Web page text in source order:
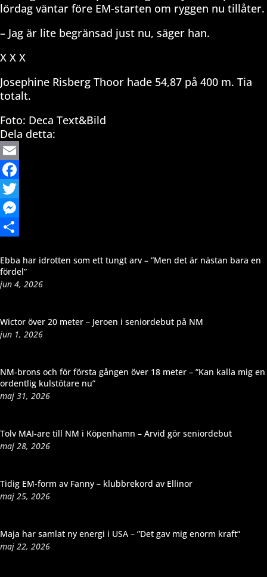
lördag väntar före EM-starten om ryggen nu tillåter.
– Jag är lite begränsad just nu, säger han.
X X X
Josephine Risberg Thoor hade 54,87 på 400 m. Tia
totalt.
Foto: Deca Text&Bild
Dela detta:
Email
Facebook
Twitter
Messenger
Ebba har idrotten som ett tungt arv – ”Men det är nästan bara en
fördel”
jun 4, 2026
Wictor över 20 meter – Jeroen i seniordebut på NM
jun 1, 2026
NM-brons och för första gången över 18 meter – ”Kan kalla mig en
ordentlig kulstötare nu”
maj 31, 2026
Tolv MAI-are till NM i Köpenhamn – Arvid gör seniordebut
maj 28, 2026
Tidig EM-form av Fanny – klubbrekord av Ellinor
maj 25, 2026
Maja har samlat ny energi i USA – ”Det gav mig enorm kraft”
maj 22, 2026